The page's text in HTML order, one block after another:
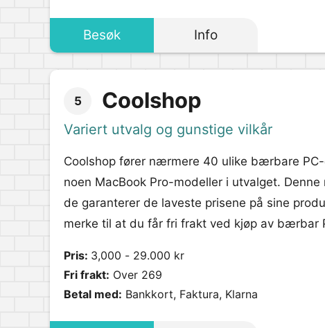
Besøk Info
5 Coolshop
Variert utvalg og gunstige vilkår
Coolshop fører nærmere 40 ulike bærbare
noen MacBook Pro-modeller i utvalget.
de garanterer de laveste prisene på sine
merke til at du får fri frakt ved kjøp av bærbar
Pris: 3,000 - 29.000 kr
Fri frakt: Over 269
Betal med: Bankkort, Faktura, Klarna